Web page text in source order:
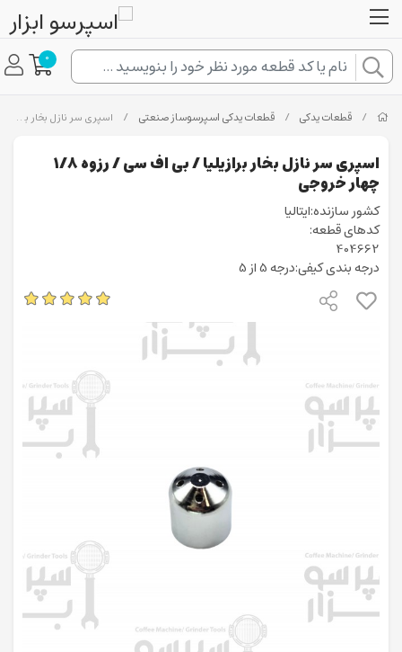
0
/ قطعات یدکی / قطعات یدکی اسپرسوساز صنعتی / اسپری سر نازل بخار برازیلیا / بی اف سی / رزوه ۱/۸ چهار خروجی
اسپری سر نازل بخار برازیلیا / بی اف سی / رزوه ۱/۸
چهار خروجی
کشور سازنده:ایتالیا
کدهای قطعه:
404662
درجه بندی کیفی:درجه 5 از 5